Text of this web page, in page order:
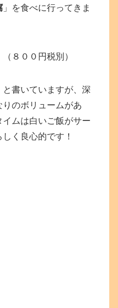
」を食べに行ってきま
（８００円税別）
と書いていますが、深
のボリュームがあ
イムは白いご飯がサー
く良心的です！